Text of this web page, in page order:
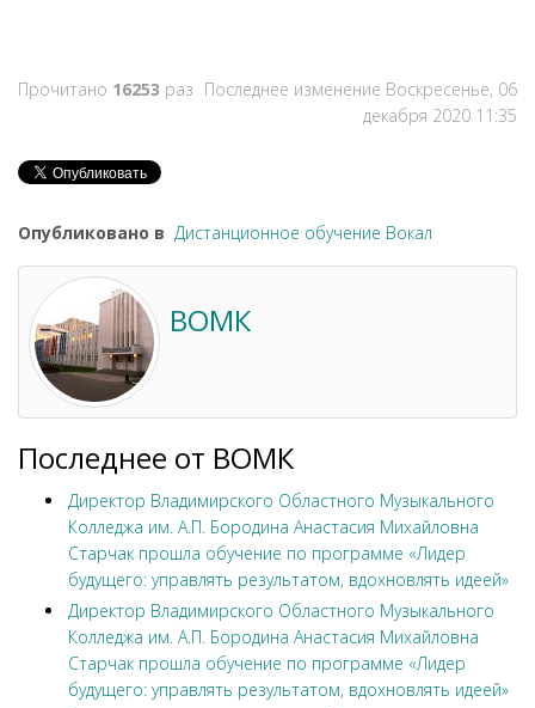
Прочитано 16253 раз Последнее изменение Воскресенье, 06
декабря 2020 11:35
Опубликовано в Дистанционное обучение Вокал
ВОМК
Последнее от ВОМК
Директор Владимирского Областного Музыкального
Колледжа им. А.П. Бородина Анастасия Михайловна
Старчак прошла обучение по программе «Лидер
будущего: управлять результатом, вдохновлять идеей»
Директор Владимирского Областного Музыкального
Колледжа им. А.П. Бородина Анастасия Михайловна
Старчак прошла обучение по программе «Лидер
будущего: управлять результатом, вдохновлять идеей»